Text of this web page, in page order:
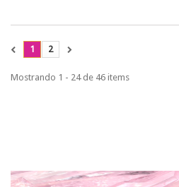
1 2
Mostrando 1 - 24 de 46 items